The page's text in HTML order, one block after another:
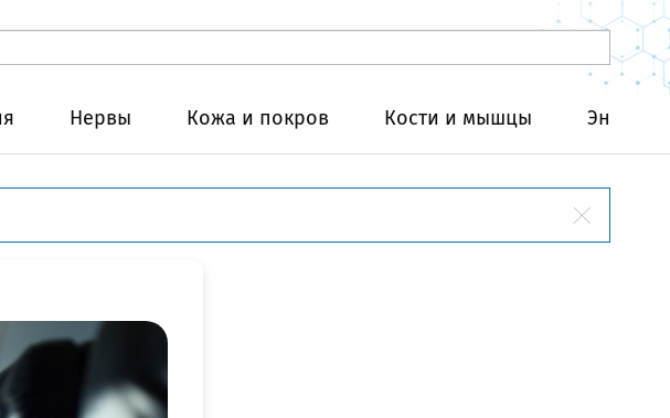
Нервы Кожа и покров Кости и мышцы